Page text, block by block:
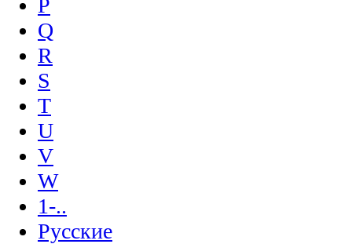
P
Q
R
S
T
U
V
W
1-..
Русские